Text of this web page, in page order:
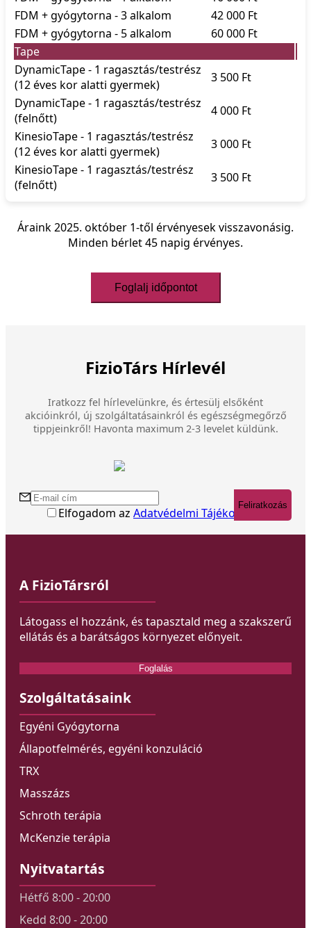
FDM + gyógytorna - 3 alkalom
42 000 Ft
FDM + gyógytorna - 5 alkalom
60 000 Ft
Tape
DynamicTape - 1 ragasztás/testrész
(12 éves kor alatti gyermek)
3 500 Ft
DynamicTape - 1 ragasztás/testrész
(felnőtt)
4 000 Ft
KinesioTape - 1 ragasztás/testrész
(12 éves kor alatti gyermek)
3 000 Ft
KinesioTape - 1 ragasztás/testrész
(felnőtt)
3 500 Ft
Áraink 2025. október 1-től érvényesek visszavonásig.
Minden bérlet 45 napig érvényes.
Foglalj időpontot
FizioTárs Hírlevél
Iratkozz fel hírlevelünkre, és értesülj elsőként
akcióinkról, új szolgáltatásainkról és egészségmegőrző
tippjeinkről! Havonta maximum 2-3 levelet küldünk.
Feliratkozás
Elfogadom az Adatvédelmi Tájékoztatót
A FizioTársról
Látogass el hozzánk, és tapasztald meg a szakszerű
ellátás és a barátságos környezet előnyeit.
Foglalás
Szolgáltatásaink
Egyéni Gyógytorna
Állapotfelmérés, egyéni konzuláció
TRX
Masszázs
Schroth terápia
McKenzie terápia
Nyitvatartás
Hétfő 8:00 - 20:00
Kedd 8:00 - 20:00